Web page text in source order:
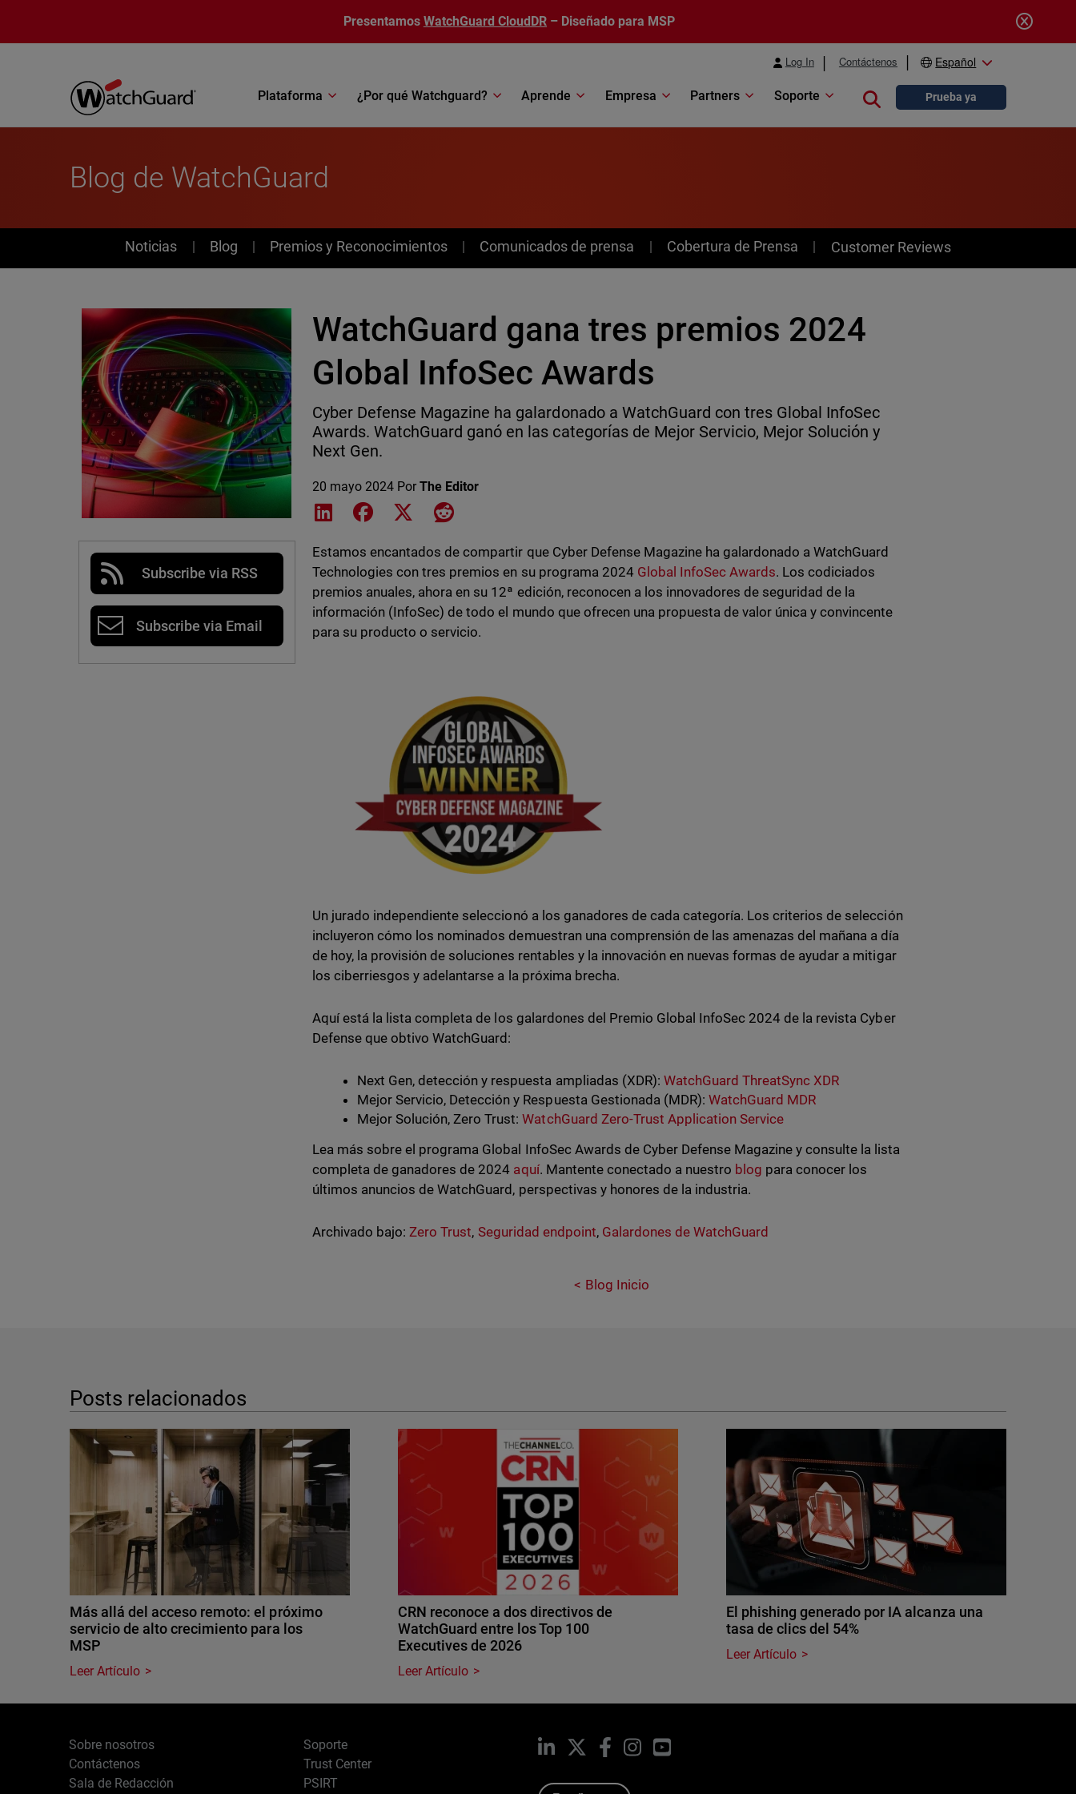
Presentamos WatchGuard CloudDR – Diseñado para MSP
Log In Contáctenos Español
Plataforma ¿Por qué Watchguard? Aprende Empresa Partners Soporte Close searchPrueba ya
Blog de WatchGuard
News
Noticias Blog Premios y Reconocimientos Comunicados de prensa Cobertura de Prensa Customer Reviews
Subscribe via RSS
Subscribe via Email
WatchGuard gana tres premios 2024
Global InfoSec Awards
Cyber Defense Magazine ha galardonado a WatchGuard con tres Global InfoSec
Awards. WatchGuard ganó en las categorías de Mejor Servicio, Mejor Solución y
Next Gen.
20 mayo 2024 PorThe Editor
Share on LinkedIn
Share on Facebook
Share on XShare on Reddit
Estamos encantados de compartir que Cyber Defense Magazine ha galardonado a WatchGuard
Technologies con tres premios en su programa 2024 Global InfoSec Awards. Los codiciados
premios anuales, ahora en su 12ª edición, reconocen a los innovadores de seguridad de la
información (InfoSec) de todo el mundo que ofrecen una propuesta de valor única y convincente
para su producto o servicio.
Un jurado independiente seleccionó a los ganadores de cada categoría. Los criterios de selección
incluyeron cómo los nominados demuestran una comprensión de las amenazas del mañana a día
de hoy, la provisión de soluciones rentables y la innovación en nuevas formas de ayudar a mitigar
los ciberriesgos y adelantarse a la próxima brecha.
Aquí está la lista completa de los galardones del Premio Global InfoSec 2024 de la revista Cyber
Defense que obtivo WatchGuard:
Next Gen, detección y respuesta ampliadas (XDR): WatchGuard ThreatSync XDR
Mejor Servicio, Detección y Respuesta Gestionada (MDR): WatchGuard MDR
Mejor Solución, Zero Trust:WatchGuard Zero-Trust Application Service
Lea más sobre el programa Global InfoSec Awards de Cyber Defense Magazine y consulte la lista
completa de ganadores de 2024 aquí. Mantente conectado a nuestro blog para conocer los
últimos anuncios de WatchGuard, perspectivas y honores de la industria.
Archivado bajo: Zero Trust, Seguridad endpoint, Galardones de WatchGuard
Blog Inicio
Posts relacionados
Más allá del acceso remoto: el próximo
servicio de alto crecimiento para los
MSP
Leer Artículo
CRN reconoce a dos directivos de
WatchGuard entre los Top 100
Executives de 2026
Leer Artículo
El phishing generado por IA alcanza una
tasa de clics del 54%
Leer Artículo
Sobre nosotros
Contáctenos
Sala de Redacción
Soporte
Trust Center
PSIRT
LinkedIn Facebook
Instagram